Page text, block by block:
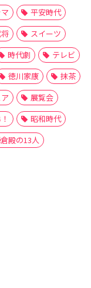
平安時代
スイーツ
時代劇
テレビ
徳川家康
抹茶
展覧会
昭和時代
殿の13人